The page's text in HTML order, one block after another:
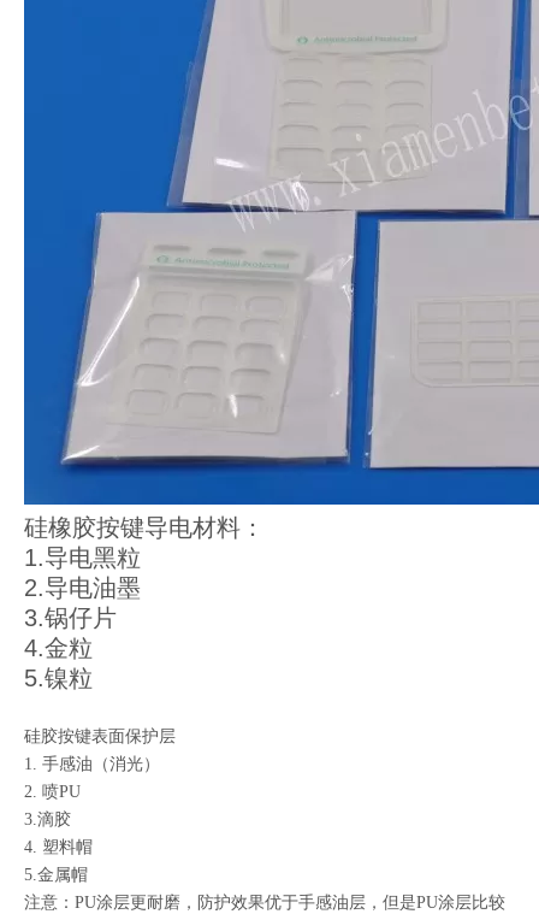
硅橡胶按键导电材料：
1.导电黑粒
2.导电油墨
3.锅仔片
4.金粒
5.镍粒
硅胶按键表面保护层
1. 手感油（消光）
2. 喷PU
3.滴胶
4. 塑料帽
5.金属帽
注意：PU涂层更耐磨，防护效果优于手感油层，但是PU涂层比较